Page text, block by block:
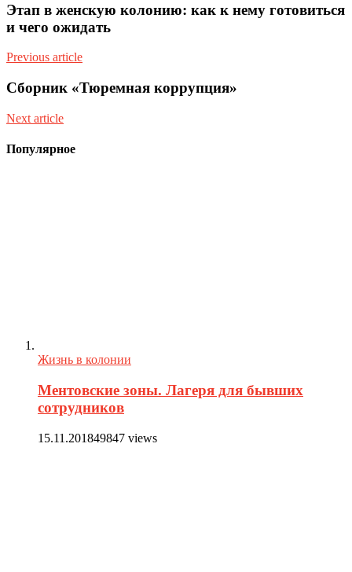
Этап в женскую колонию: как к нему готовиться
и чего ожидать
Previous article
Сборник «Тюремная коррупция»
Next article
Популярное
Жизнь в колонии
Ментовские зоны. Лагеря для бывших
сотрудников
15.11.201849847 views